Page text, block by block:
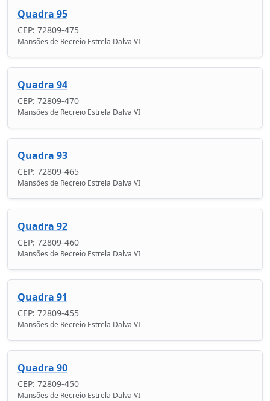
Quadra 95
CEP: 72809-475
Mansões de Recreio Estrela Dalva VI
Quadra 94
CEP: 72809-470
Mansões de Recreio Estrela Dalva VI
Quadra 93
CEP: 72809-465
Mansões de Recreio Estrela Dalva VI
Quadra 92
CEP: 72809-460
Mansões de Recreio Estrela Dalva VI
Quadra 91
CEP: 72809-455
Mansões de Recreio Estrela Dalva VI
Quadra 90
CEP: 72809-450
Mansões de Recreio Estrela Dalva VI